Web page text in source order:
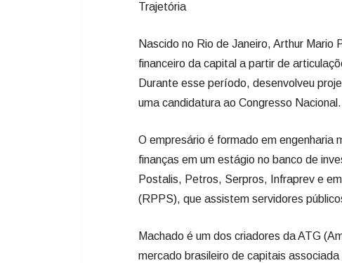
Trajetória
Nascido no Rio de Janeiro, Arthur Mario
financeiro da capital a partir de
Durante esse período, desenvolveu
uma candidatura ao Congresso Nacional.
O empresário é formado em engenharia
finanças em um estágio no banco de
Postalis, Petros, Serpros, Infraprev e
(RPPS), que assistem servidores
Machado é um dos criadores da ATG
mercado brasileiro de capitais